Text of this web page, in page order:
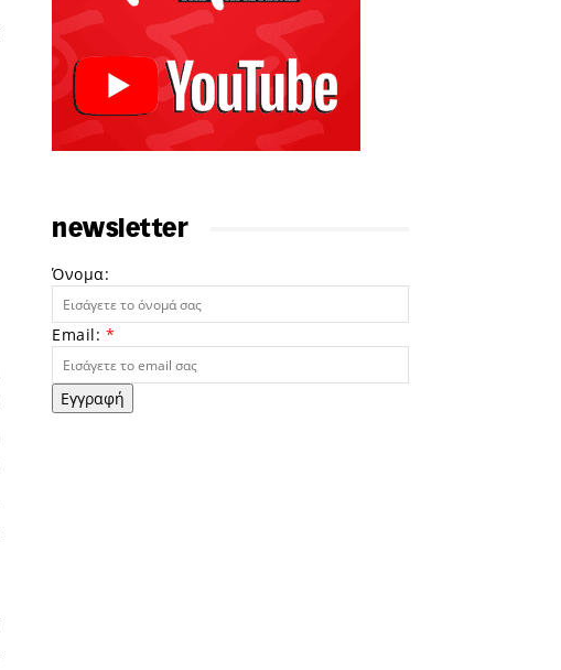
newsletter
Όνομα:
Email: *
Εγγραφή